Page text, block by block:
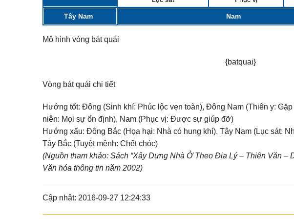
Tây Nam Nam
Mô hình vòng bát quái
{batquai}
Vòng bát quái chi tiết
Hướng tốt: Đông (Sinh khí: Phúc lộc vẹn toàn), Đông Nam (Thiên y:
niên: Mọi sự ổn định), Nam (Phục vị: Được sự giúp đỡ)
Hướng xấu: Đông Bắc (Họa hại: Nhà có hung khí), Tây Nam (Lục sát:
Tây Bắc (Tuyệt mệnh: Chết chóc)
(Nguồn tham khảo: Sách “Xây Dựng Nhà Ở Theo Địa Lý – Thiên Văn –
Văn hóa thông tin năm 2002)
Cập nhật: 2016-09-27 12:24:33